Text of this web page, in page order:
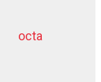
octa
dziļurbums